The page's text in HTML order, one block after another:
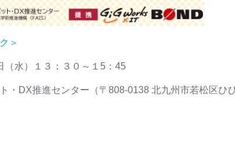
＞
水）１３：３０～１5：45
DX推進センター（〒808-0138 北九州市若松区ひび